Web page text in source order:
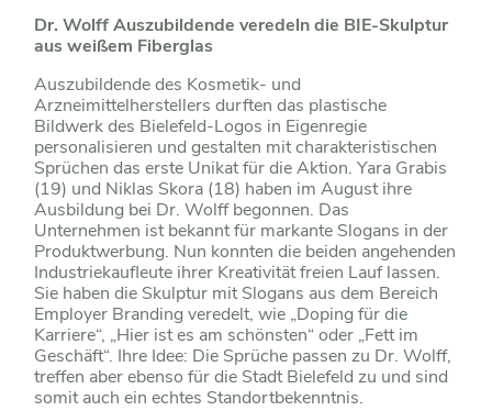
Dr. Wolff Auszubildende veredeln die BIE-Skulptur
aus weißem Fiberglas
Auszubildende des Kosmetik- und
Arzneimittelherstellers durften das plastische
Bildwerk des Bielefeld-Logos in Eigenregie
personalisieren und gestalten mit charakteristischen
Sprüchen das erste Unikat für die Aktion. Yara Grabis
(19) und Niklas Skora (18) haben im August ihre
Ausbildung bei Dr. Wolff begonnen. Das
Unternehmen ist bekannt für markante Slogans in der
Produktwerbung. Nun konnten die beiden angehenden
Industriekaufleute ihrer Kreativität freien Lauf lassen.
Sie haben die Skulptur mit Slogans aus dem Bereich
Employer Branding veredelt, wie „Doping für die
Karriere“, „Hier ist es am schönsten“ oder „Fett im
Geschäft“. Ihre Idee: Die Sprüche passen zu Dr. Wolff,
treffen aber ebenso für die Stadt Bielefeld zu und sind
somit auch ein echtes Standortbekenntnis.